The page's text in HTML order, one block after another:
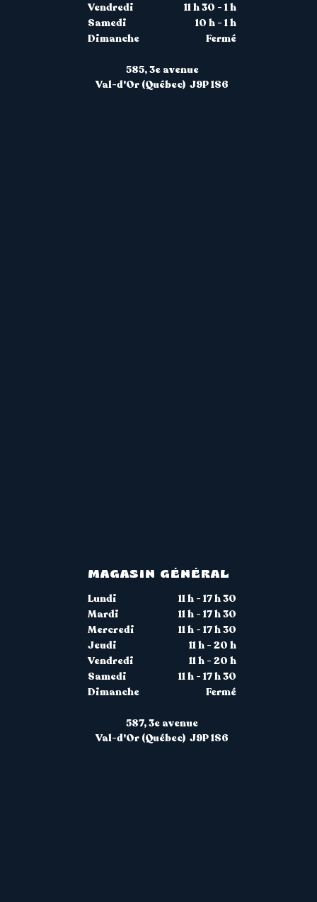
Vendredi
11 h 30 - 1 h
Samedi
10 h - 1 h
Dimanche
Fermé
585, 3e avenue
Val-d'Or (Québec) J9P 1S6
MAGASIN GÉNÉRAL
Lundi
11 h - 17 h 30
Mardi
11 h - 17 h 30
Mercredi
11 h - 17 h 30
Jeudi
11 h - 20 h
Vendredi
11 h - 20 h
Samedi
11 h - 17 h 30
Dimanche
Fermé
587, 3e avenue
Val-d'Or (Québec) J9P 1S6